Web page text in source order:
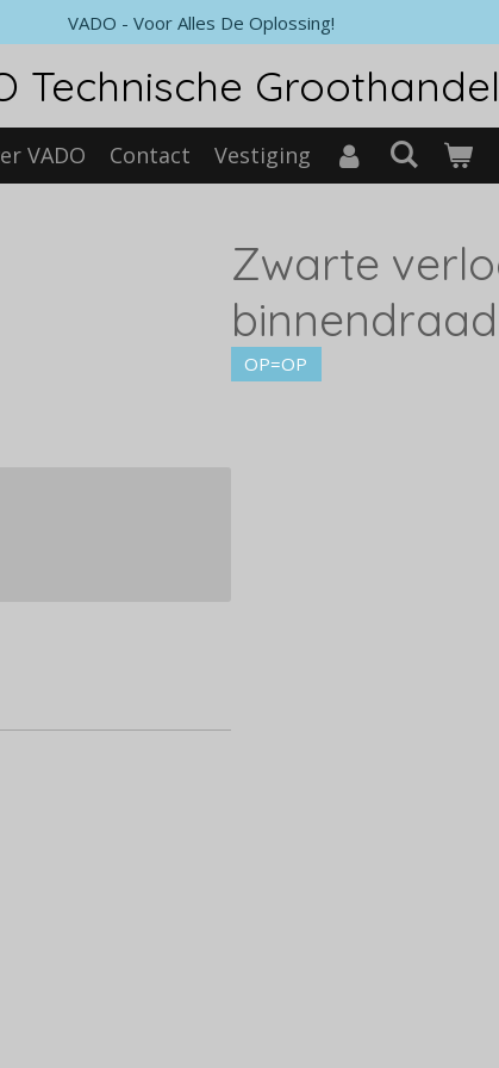
VADO - Voor Alles De Oplossing!
Technische Groothandel
VADO Contact Vestiging
Zwarte
OP=OP